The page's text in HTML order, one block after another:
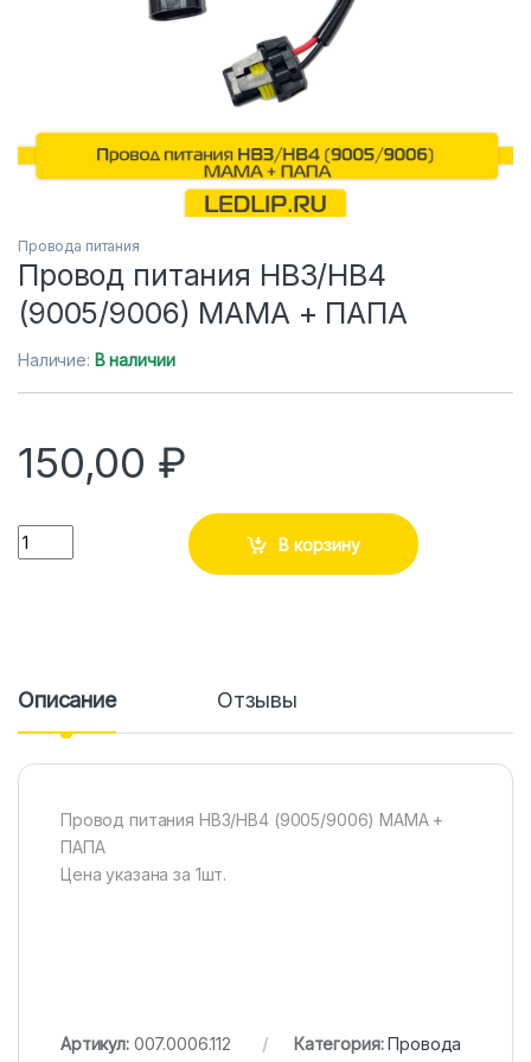
Провода питания
Провод питания HB3/HB4
(9005/9006) МАМА + ПАПА
Наличие: В наличии
150,00 ₽
Количество
В корзину
Описание Отзывы
Провод питания HB3/HB4 (9005/9006) МАМА +
ПАПА
Цена указана за 1шт.
Артикул: 007.0006.112 Категория:Провода